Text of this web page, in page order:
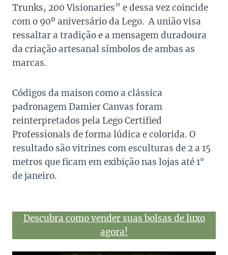
Trunks, 200 Visionaries” e dessa vez coincide
com o 90º aniversário da Lego. A união visa
ressaltar a tradição e a mensagem duradoura
da criação artesanal símbolos de ambas as
marcas.
Códigos da maison como a clássica
padronagem Damier Canvas foram
reinterpretados pela Lego Certified
Professionals de forma lúdica e colorida. O
resultado são vitrines com esculturas de 2 a 15
metros que ficam em exibição nas lojas até 1°
de janeiro.
Descubra como vender suas bolsas de luxo
agora!